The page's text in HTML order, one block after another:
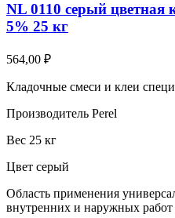
NL 0110 серый цветная
5% 25 кг
564,00 ₽
Кладочные смеси и клеи
Производитель Perel
Вес 25 кг
Цвет серый
Область применения
внутренних и наружных работ